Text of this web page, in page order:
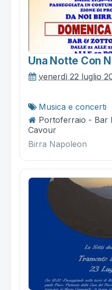
Una Notte Con
venerdì 22 luglio
Musica e concerti
Portoferraio - Bar
Cavour
Birra Napoleon